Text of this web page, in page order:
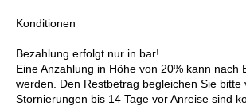
Konditionen
Bezahlung erfolgt nur in bar!
Eine Anzahlung in Höhe von 20% kann nach
werden. Den Restbetrag begleichen Sie bitte
Stornierungen bis 14 Tage vor Anreise sind